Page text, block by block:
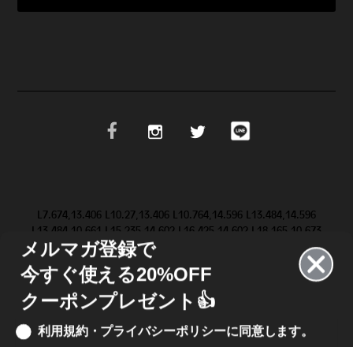
L7.674,13.406 L10.27,13.406 L10.764,14.596 L13.484,14.596
L13.484,10.661 L15.235,14.602 L16.425,14.602 L18.165,10.673
L18.165,14.603 L19.623,14.603 L19.647,9.083 L19.646,9.084 Z
M28.986,11.852 L31.517,9.084 L29.695,9.084 L28.094,10.81
L26.546,9.084 L20.652,9.084 L20.652,14.602 L26.462,14.602
L28.076,12.864 L29.624,14.602 L31.499,14.602 L28.987,11.852
L28.986,11.852 Z"/>
メルマガ登録で
今すぐ使える20%OFF
クーポンプレゼント👍
利用規約・プライバシーポリシーに同意します。